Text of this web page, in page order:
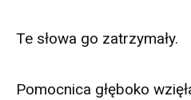
Te słowa go zatrzymały.
Pomocnica głęboko